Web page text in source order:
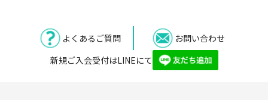
よくあるご質問
お問い合わせ
新規ご入会受付はLINEにて